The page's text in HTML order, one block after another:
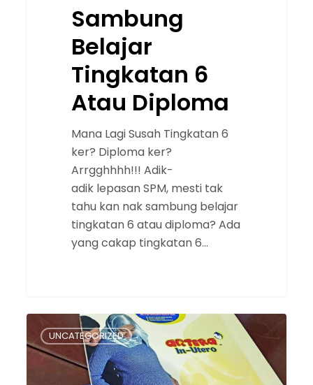
Sambung
Belajar
Tingkatan 6
Atau Diploma
Mana Lagi Susah Tingkatan 6
ker? Diploma ker?
Arrgghhhh!!! Adik-
adik lepasan SPM, mesti tak
tahu kan nak sambung belajar
tingkatan 6 atau diploma? Ada
yang cakap tingkatan 6…
Cara
Mudah
UNCATEGORIZED